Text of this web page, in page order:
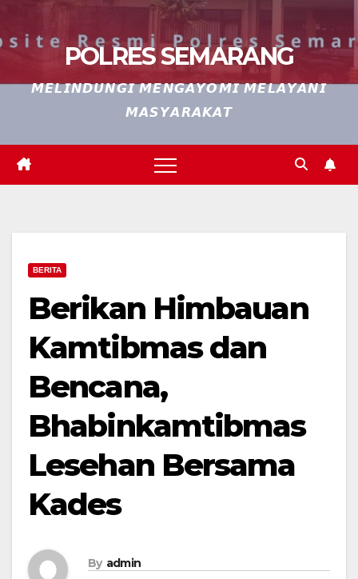
POLRES SEMARANG
𝙈𝙀𝙇𝙄𝙉𝘿𝙐𝙉𝙂𝙄 𝙈𝙀𝙉𝙂𝘼𝙔𝙊𝙈𝙄 𝙈𝙀𝙇𝘼𝙔𝘼𝙉𝙄
𝙈𝘼𝙎𝙔𝘼𝙍𝘼𝙆𝘼𝙏
BERITA
Berikan Himbauan
Kamtibmas dan
Bencana,
Bhabinkamtibmas
Lesehan Bersama
Kades
By admin